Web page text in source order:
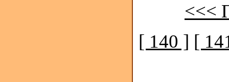
<<<
[ 140 ] [